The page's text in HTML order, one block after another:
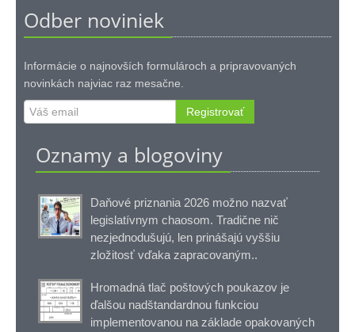
Odber noviniek
Informácie o najnovších formulároch a pripravovaných
novinkách najviac raz mesačne.
Registrovať
Oznamy a blogoviny
Daňové priznania 2026 možno nazvať
legislatívnym chaosom. Tradične nič
nezjednodušujú, len prinášajú vyššiu
zložitosť vďaka zapracovaným..
Hromadná tlač poštových poukazov je
ďalšou nadštandardnou funkciou
implementovanou na základe opakovaných